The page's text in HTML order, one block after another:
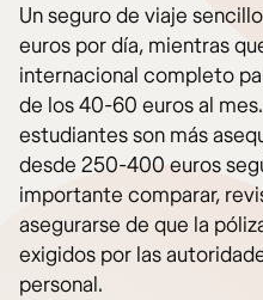
Un seguro de viaje
euros por día, mientras
internacional completo
de los 40-60 euros al
estudiantes son más
desde 250-400 euros
importante comparar,
asegurarse de que la
exigidos por las
personal.